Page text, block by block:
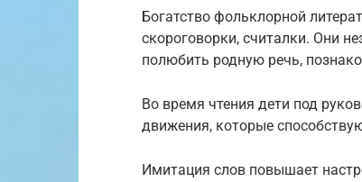
Богатство фольклорной
скороговорки, считалки. Они
полюбить родную речь,
Во время чтения дети под
движения, которые
Имитация слов повышает